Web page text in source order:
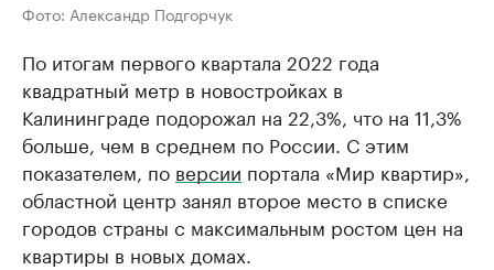
Фото: Александр Подгорчук
По итогам первого квартала 2022 года
квадратный метр в новостройках в
Калининграде подорожал на 22,3%, что на 11,3%
больше, чем в среднем по России. С этим
показателем, по версии портала «Мир квартир»,
областной центр занял второе место в списке
городов страны с максимальным ростом цен на
квартиры в новых домах.